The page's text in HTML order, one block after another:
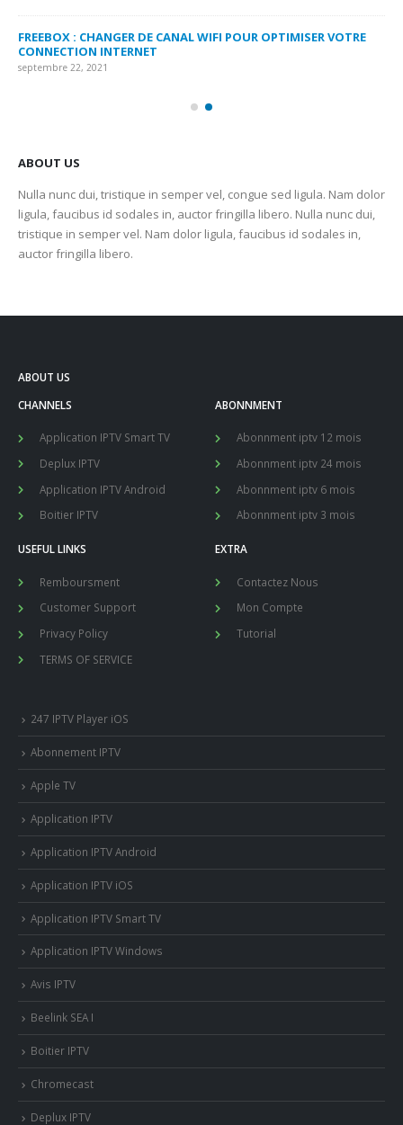
FREEBOX : CHANGER DE CANAL WIFI POUR OPTIMISER VOTRE
CONNECTION INTERNET
septembre 22, 2021
ABOUT US
Nulla nunc dui, tristique in semper vel, congue sed ligula. Nam dolor
ligula, faucibus id sodales in, auctor fringilla libero. Nulla nunc dui,
tristique in semper vel. Nam dolor ligula, faucibus id sodales in,
auctor fringilla libero.
ABOUT US
CHANNELS
Application IPTV Smart TV
Deplux IPTV
Application IPTV Android
Boitier IPTV
ABONNMENT
Abonnment iptv 12 mois
Abonnment iptv 24 mois
Abonnment iptv 6 mois
Abonnment iptv 3 mois
USEFUL LINKS
Remboursment
Customer Support
Privacy Policy
TERMS OF SERVICE
EXTRA
Contactez Nous
Mon Compte
Tutorial
247 IPTV Player iOS
Abonnement IPTV
Apple TV
Application IPTV
Application IPTV Android
Application IPTV iOS
Application IPTV Smart TV
Application IPTV Windows
Avis IPTV
Beelink SEA I
Boitier IPTV
Chromecast
Deplux IPTV